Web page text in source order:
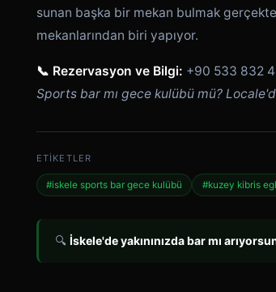
sunan başka bir mekan bulmak
mekanlarından biri yapıyor.
📞 Rezervasyon ve Bilgi: +90 533 832
Sports bar mı gece kulübü mü?
ETIKETLER
#iskele sports bar gece kulübü #kuzey kibris
🔍 İskele'de yakınınızda bar mı